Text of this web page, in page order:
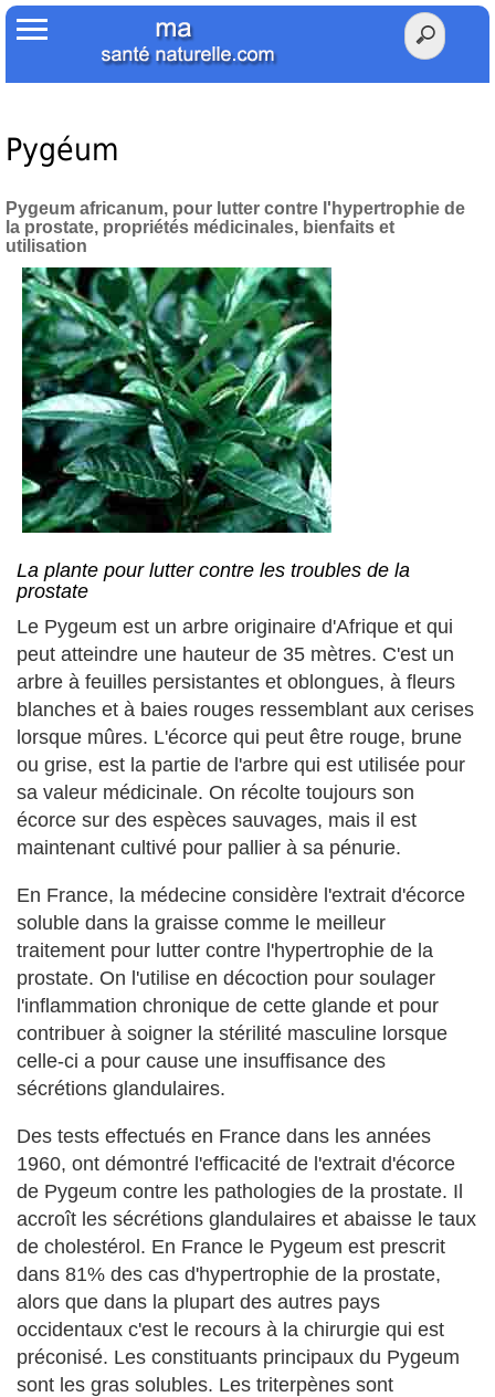
Accueil
Votre Santé
Poids Santé
Tests
Membres Amis
Facebook
Twitter
Pygéum
Pygeum africanum, pour lutter contre l'hypertrophie de
la prostate, propriétés médicinales, bienfaits et
utilisation
La plante pour lutter contre les troubles de la
prostate
Le Pygeum est un arbre originaire d'Afrique et qui
peut atteindre une hauteur de 35 mètres. C'est un
arbre à feuilles persistantes et oblongues, à fleurs
blanches et à baies rouges ressemblant aux cerises
lorsque mûres. L'écorce qui peut être rouge, brune
ou grise, est la partie de l'arbre qui est utilisée pour
sa valeur médicinale. On récolte toujours son
écorce sur des espèces sauvages, mais il est
maintenant cultivé pour pallier à sa pénurie.
En France, la médecine considère l'extrait d'écorce
soluble dans la graisse comme le meilleur
traitement pour lutter contre l'hypertrophie de la
prostate. On l'utilise en décoction pour soulager
l'inflammation chronique de cette glande et pour
contribuer à soigner la stérilité masculine lorsque
celle-ci a pour cause une insuffisance des
sécrétions glandulaires.
Des tests effectués en France dans les années
1960, ont démontré l'efficacité de l'extrait d'écorce
de Pygeum contre les pathologies de la prostate. Il
accroît les sécrétions glandulaires et abaisse le taux
de cholestérol. En France le Pygeum est prescrit
dans 81% des cas d'hypertrophie de la prostate,
alors que dans la plupart des autres pays
occidentaux c'est le recours à la chirurgie qui est
préconisé. Les constituants principaux du Pygeum
sont les gras solubles. Les triterpènes sont